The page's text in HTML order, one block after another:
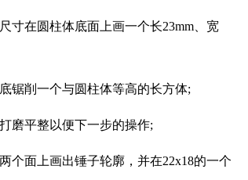
寸在圆柱体底面上画一个长23mm、宽
锯削一个与圆柱体等高的长方体;
磨平整以便下一步的操作;
个面上画出锤子轮廓，并在22x18的一个